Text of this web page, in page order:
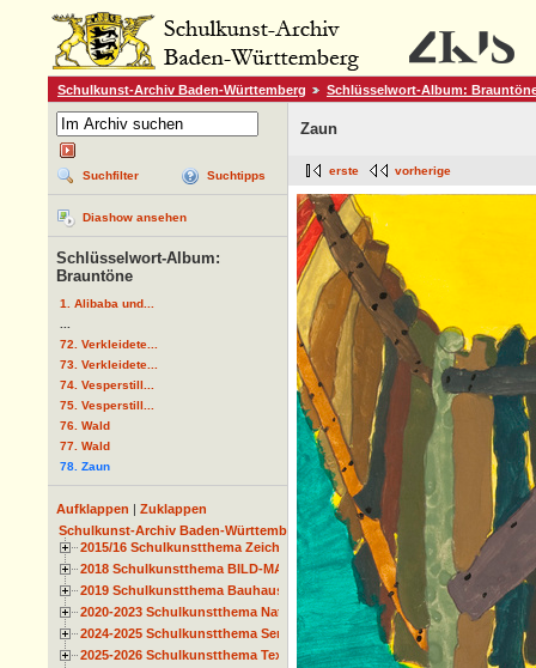
Schulkunst-Archiv Baden-Württemberg Schlüsselwort-Album:
Suchfilter Suchtipps
Diashow ansehen
Schlüsselwort-Album:
Brauntöne
1. Alibaba und...
72. Verkleidete...
73. Verkleidete...
74. Vesperstill...
75. Vesperstill...
76. Wald
77. Wald
78. Zaun
Aufklappen | Zuklappen
Schulkunst-Archiv Baden-Württemberg
2015/16 Schulkunstthema Zeichnen
2018 Schulkunstthema BILD-MATERIAL-OBJEKT
2019 Schulkunstthema Bauhaus
2020-2023 Schulkunstthema Natur und Zeit
2024-2025 Schulkunstthema Serie
2025-2026 Schulkunstthema Textil
Zaun
erste vorherige